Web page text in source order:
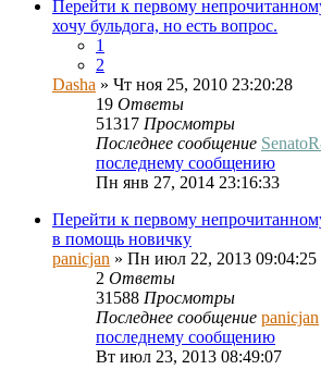
Перейти к первому
хочу бульдога, но есть вопрос.
1
2
Dasha » Чт ноя 25, 2010 23:20:28
19 Ответы
51317 Просмотры
Последнее сообщение
последнему сообщению
Пн янв 27, 2014 23:16:33
Перейти к первому
в помощь новичку
panicjan » Пн июл 22, 2013 09:04:25
2 Ответы
31588 Просмотры
Последнее сообщение panicjan
последнему сообщению
Вт июл 23, 2013 08:49:07